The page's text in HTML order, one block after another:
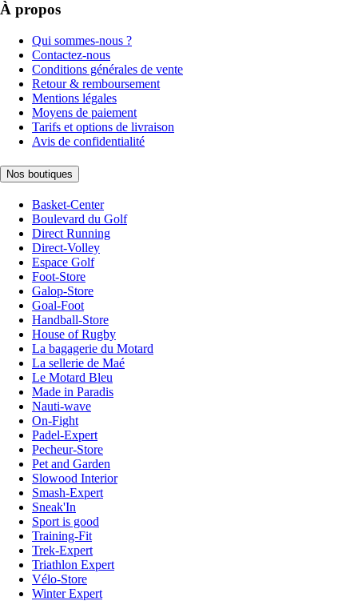
À propos
Qui sommes-nous ?
Contactez-nous
Conditions générales de vente
Retour & remboursement
Mentions légales
Moyens de paiement
Tarifs et options de livraison
Avis de confidentialité
Nos boutiques
Basket-Center
Boulevard du Golf
Direct Running
Direct-Volley
Espace Golf
Foot-Store
Galop-Store
Goal-Foot
Handball-Store
House of Rugby
La bagagerie du Motard
La sellerie de Maé
Le Motard Bleu
Made in Paradis
Nauti-wave
On-Fight
Padel-Expert
Pecheur-Store
Pet and Garden
Slowood Interior
Smash-Expert
Sneak'In
Sport is good
Training-Fit
Trek-Expert
Triathlon Expert
Vélo-Store
Winter Expert